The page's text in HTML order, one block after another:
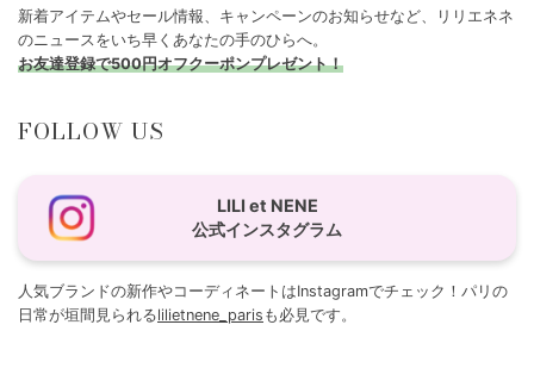
新着アイテムやセール情報、キャンペーンのお知らせなど、リリエネネ
のニュースをいち早くあなたの手のひらへ。
お友達登録で500円オフクーポンプレゼント！
FOLLOW US
LILI et NENE
公式インスタグラム
人気ブランドの新作やコーディネートはInstagramでチェック！パリの
日常が垣間見られるlilietnene_paris も必見です。